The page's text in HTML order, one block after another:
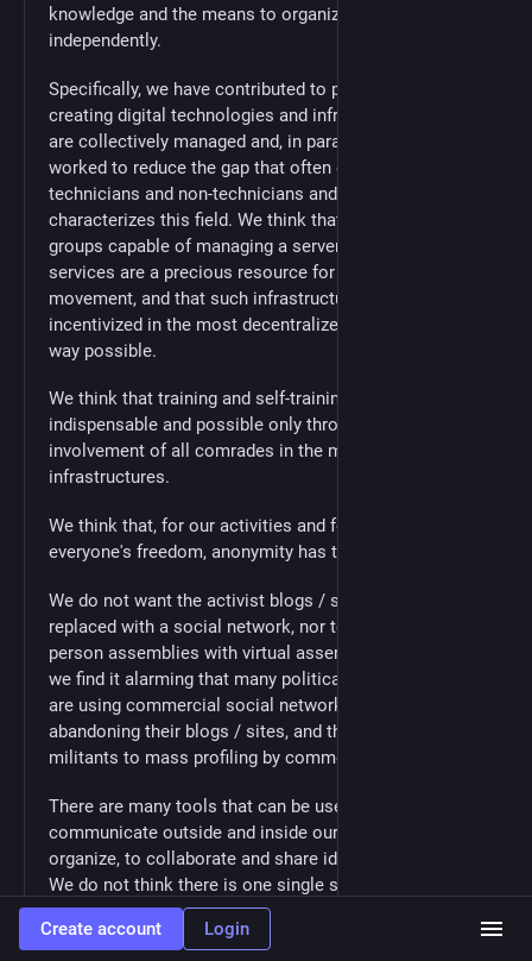
knowledge and the means to organize and act
independently.
Specifically, we have contributed to projects aimed at
creating digital technologies and infrastructures that
are collectively managed and, in parallel, we have
worked to reduce the gap that often exists between
technicians and non-technicians and that
characterizes this field. We think that platforms and
groups capable of managing a server or self-managed
services are a precious resource for the whole
movement, and that such infrastructures must be
incentivized in the most decentralized and federated
way possible.
We think that training and self-training are
indispensable and possible only through the
involvement of all comrades in the management of IT
infrastructures.
We think that, for our activities and for the sake of
everyone's freedom, anonymity has to be defended.
We do not want the activist blogs / sites to be
replaced with a social network, nor to replace in-
person assemblies with virtual assemblies. However,
we find it alarming that many political/activist groups
are using commercial social networks only,
abandoning their blogs / sites, and thus exposing their
militants to mass profiling by commercial actors.
There are many tools that can be used to
communicate outside and inside our groups, to
organize, to collaborate and share ideas and projects.
We do not think there is one single solution for all
purposes, but rather a set of different tools that can
cater to specific needs. Currently there are no
Create account Login